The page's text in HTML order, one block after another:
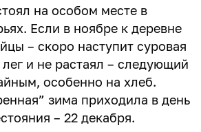
на особом месте в
Если в ноябре к деревне
– скоро наступит суровая
и не растаял – следующий
особенно на хлеб.
зима приходила в день
– 22 декабря.